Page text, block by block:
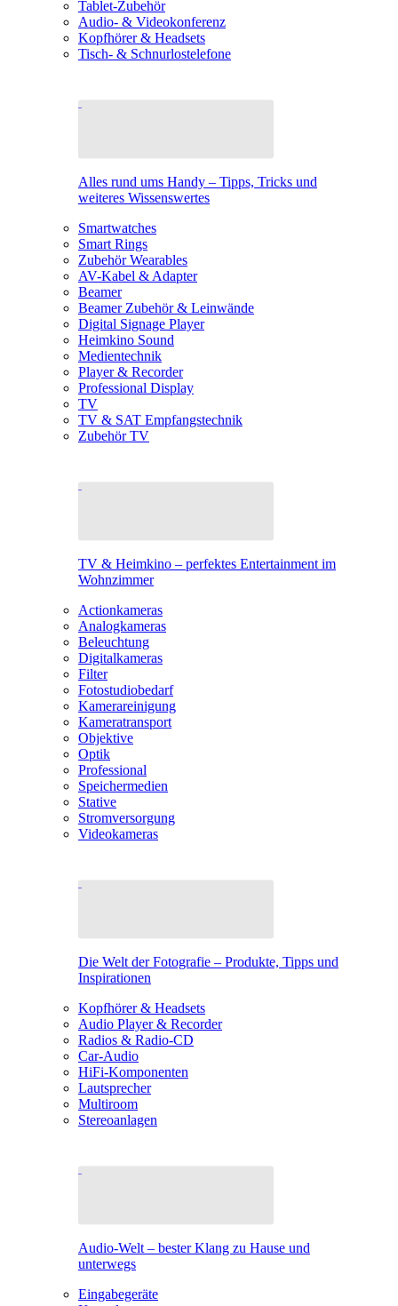
Tablet-Zubehör
Audio- & Videokonferenz
Kopfhörer & Headsets
Tisch- & Schnurlostelefone
Alles rund ums Handy – Tipps, Tricks und
weiteres Wissenswertes
Smartwatches
Smart Rings
Zubehör Wearables
AV-Kabel & Adapter
Beamer
Beamer Zubehör & Leinwände
Digital Signage Player
Heimkino Sound
Medientechnik
Player & Recorder
Professional Display
TV
TV & SAT Empfangstechnik
Zubehör TV
TV & Heimkino – perfektes Entertainment im
Wohnzimmer
Actionkameras
Analogkameras
Beleuchtung
Digitalkameras
Filter
Fotostudiobedarf
Kamerareinigung
Kameratransport
Objektive
Optik
Professional
Speichermedien
Stative
Stromversorgung
Videokameras
Die Welt der Fotografie – Produkte, Tipps und
Inspirationen
Kopfhörer & Headsets
Audio Player & Recorder
Radios & Radio-CD
Car-Audio
HiFi-Komponenten
Lautsprecher
Multiroom
Stereoanlagen
Audio-Welt – bester Klang zu Hause und
unterwegs
Eingabegeräte